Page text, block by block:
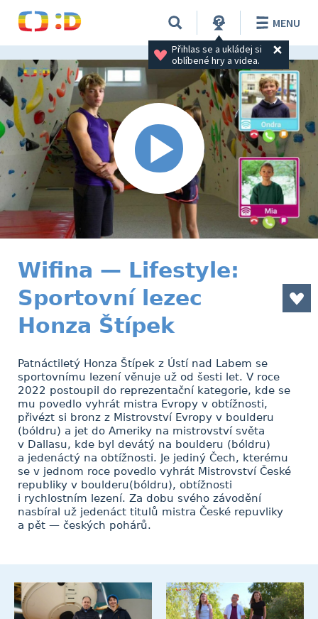
Přihlas se a ukládej si
oblíbené hry a videa.
MENU
Wifina — Lifestyle:
Sportovní lezec
Honza Štípek
Patnáctiletý Honza Štípek z Ústí nad Labem se
sportovnímu lezení věnuje už od šesti let. V roce
2022 postoupil do reprezentační kategorie, kde se
mu povedlo vyhrát mistra Evropy v obtížnosti,
přivézt si bronz z Mistrovství Evropy v boulderu
(bóldru) a jet do Ameriky na mistrovství světa
v Dallasu, kde byl devátý na boulderu (bóldru)
a jedenáctý na obtížnosti. Je jediný Čech, kterému
se v jednom roce povedlo vyhrát Mistrovství České
republiky v boulderu(bóldru), obtížnosti
i rychlostním lezení. Za dobu svého závodění
nasbíral už jedenáct titulů mistra České repuvliky
a pět — českých pohárů.